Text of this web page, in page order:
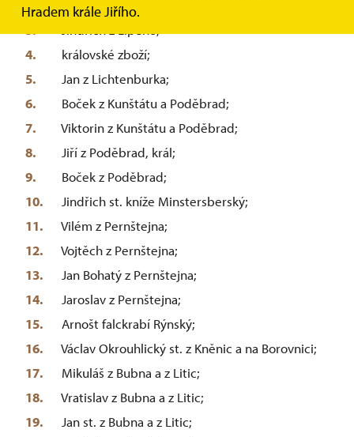
Hradem krále Jiřího.
královské zboží;
královské zboží;
Jan z Lichtenburka;
Boček z Kunštátu a Poděbrad;
Viktorin z Kunštátu a Poděbrad;
Jiří z Poděbrad, král;
Boček z Poděbrad;
Jindřich st. kníže Minstersberský;
Vilém z Pernštejna;
Vojtěch z Pernštejna;
Jan Bohatý z Pernštejna;
Jaroslav z Pernštejna;
Arnošt falckrabí Rýnský;
Václav Okrouhlický st. z Kněnic a na Borovnici;
Mikuláš z Bubna a z Litic;
Vratislav z Bubna a z Litic;
Jan st. z Bubna a z Litic;